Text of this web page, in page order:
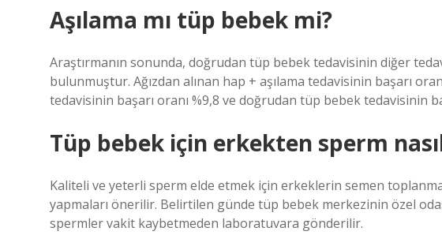
Aşılama mı tüp bebek mi?
Araştırmanın sonunda, doğrudan tüp bebek tedavisinin diğer
bulunmuştur. Ağızdan alınan hap + aşılama tedavisinin başarı
tedavisinin başarı oranı %9,8 ve doğrudan tüp bebek tedavisinin
Tüp bebek için erkekten sperm nasıl
Kaliteli ve yeterli sperm elde etmek için erkeklerin semen
yapmaları önerilir. Belirtilen günde tüp bebek merkezinin özel
spermler vakit kaybetmeden laboratuvara gönderilir.